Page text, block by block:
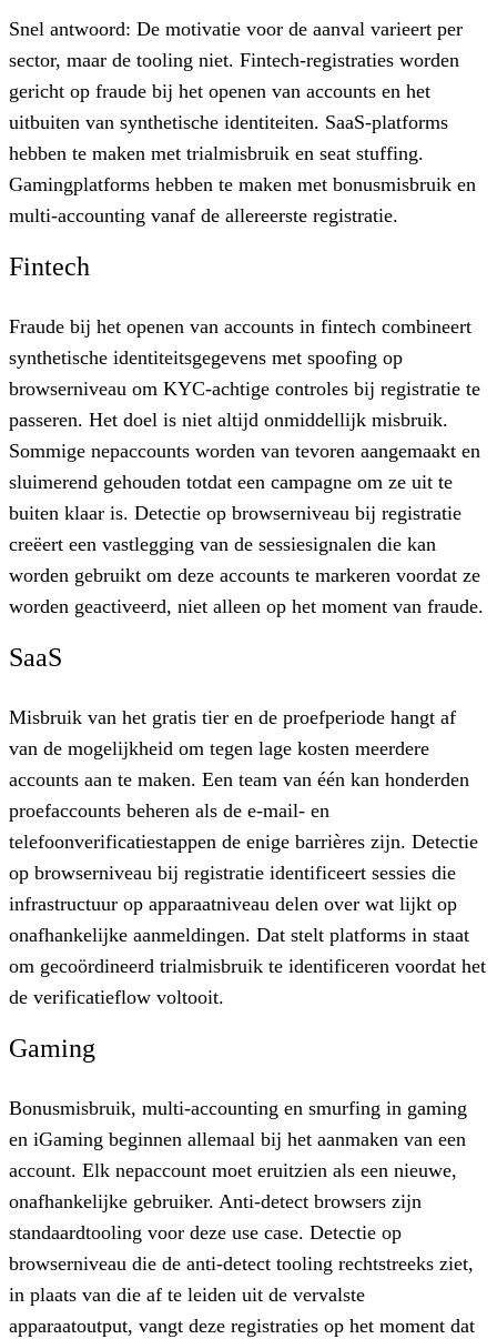
Snel antwoord: De motivatie voor de aanval varieert per
sector, maar de tooling niet. Fintech-registraties worden
gericht op fraude bij het openen van accounts en het
uitbuiten van synthetische identiteiten. SaaS-platforms
hebben te maken met trialmisbruik en seat stuffing.
Gamingplatforms hebben te maken met bonusmisbruik en
multi-accounting vanaf de allereerste registratie.
Fintech
Fraude bij het openen van accounts in fintech combineert
synthetische identiteitsgegevens met spoofing op
browserniveau om KYC-achtige controles bij registratie te
passeren. Het doel is niet altijd onmiddellijk misbruik.
Sommige nepaccounts worden van tevoren aangemaakt en
sluimerend gehouden totdat een campagne om ze uit te
buiten klaar is. Detectie op browserniveau bij registratie
creëert een vastlegging van de sessiesignalen die kan
worden gebruikt om deze accounts te markeren voordat ze
worden geactiveerd, niet alleen op het moment van fraude.
SaaS
Misbruik van het gratis tier en de proefperiode hangt af
van de mogelijkheid om tegen lage kosten meerdere
accounts aan te maken. Een team van één kan honderden
proefaccounts beheren als de e-mail- en
telefoonverificatiestappen de enige barrières zijn. Detectie
op browserniveau bij registratie identificeert sessies die
infrastructuur op apparaatniveau delen over wat lijkt op
onafhankelijke aanmeldingen. Dat stelt platforms in staat
om gecoördineerd trialmisbruik te identificeren voordat het
de verificatieflow voltooit.
Gaming
Bonusmisbruik, multi-accounting en smurfing in gaming
en iGaming beginnen allemaal bij het aanmaken van een
account. Elk nepaccount moet eruitzien als een nieuwe,
onafhankelijke gebruiker. Anti-detect browsers zijn
standaardtooling voor deze use case. Detectie op
browserniveau die de anti-detect tooling rechtstreeks ziet,
in plaats van die af te leiden uit de vervalste
apparaatoutput, vangt deze registraties op het moment dat